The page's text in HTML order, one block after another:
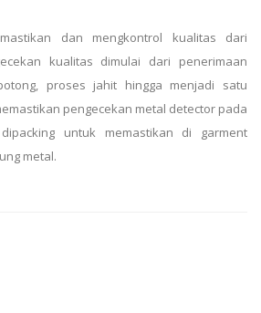
dan mengkontrol kualitas dari
kualitas dimulai dari penerimaan
proses jahit hingga menjadi satu
pengecekan metal detector pada
untuk memastikan di garment
metal.